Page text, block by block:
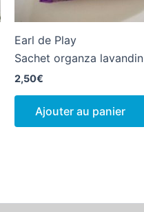
Earl de Play
Sachet organza lavandin
2,50€
Ajouter au panier